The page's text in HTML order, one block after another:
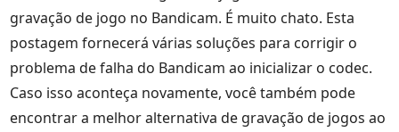
gravação de jogo no Bandicam. É muito chato. Esta
postagem fornecerá várias soluções para corrigir o
problema de falha do Bandicam ao inicializar o codec.
Caso isso aconteça novamente, você também pode
encontrar a melhor alternativa de gravação de jogos ao